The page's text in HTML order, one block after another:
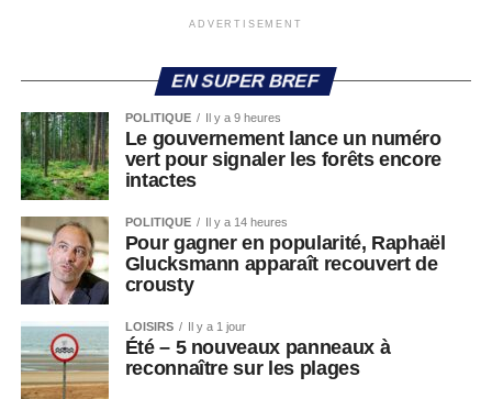
ADVERTISEMENT
EN SUPER BREF
POLITIQUE Il y a 9 heures
Le gouvernement lance un numéro
vert pour signaler les forêts encore
intactes
POLITIQUE Il y a 14 heures
Pour gagner en popularité, Raphaël
Glucksmann apparaît recouvert de
crousty
LOISIRS Il y a 1 jour
Été – 5 nouveaux panneaux à
reconnaître sur les plages